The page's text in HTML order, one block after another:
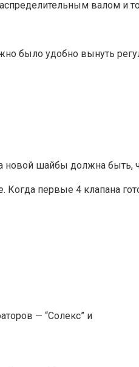
валом и
было удобно вынуть
шайбы должна быть,
первые 4 клапана
— “Солекс” и